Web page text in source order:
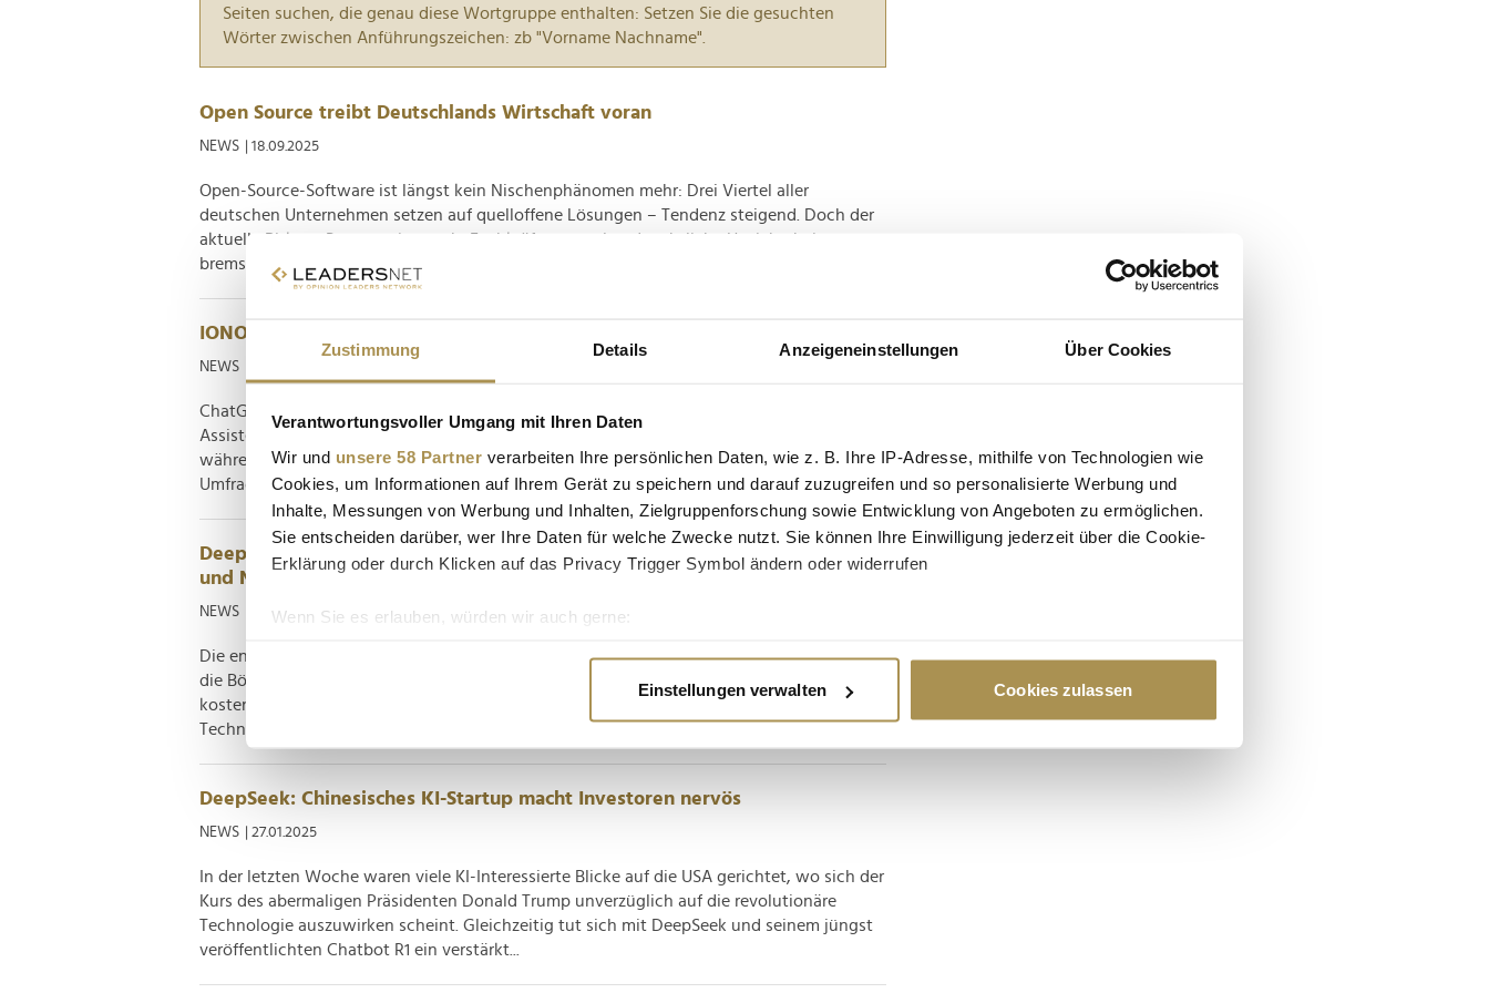
Zustimmung Details Anzeigeneinstellungen Über Cookies
Verantwortungsvoller Umgang mit Ihren Daten
Wir und unsere 58 Partner verarbeiten Ihre persönlichen Daten, wie z. B. Ihre IP-Adresse, mithilfe von Technologien wie
Cookies, um Informationen auf Ihrem Gerät zu speichern und darauf zuzugreifen und so personalisierte Werbung und
Inhalte, Messungen von Werbung und Inhalten, Zielgruppenforschung sowie Entwicklung von Angeboten zu ermöglichen.
Sie entscheiden darüber, wer Ihre Daten für welche Zwecke nutzt. Sie können Ihre Einwilligung jederzeit über die Cookie-
Erklärung oder durch Klicken auf das Privacy Trigger Symbol ändern oder widerrufen
Wenn Sie es erlauben, würden wir auch gerne:
Erfahren Sie mehr darüber, wie Ihre persönlichen Daten verarbeitet werden, und legen Sie Ihre Präferenzen im
und die Zugriffe auf unsere Website zu analysieren. Außerdem geben wir Informationen zu Ihrer Verwendung unserer
Website an unsere Partner für soziale Medien, Werbung und Analysen weiter. Unsere Partner führen diese Informationen
der Dienste gesammelt haben.
Einstellungen verwalten Cookies zulassen
Seiten suchen, die genau diese Wortgruppe enthalten: Setzen Sie die gesuchten
Wörter zwischen Anführungszeichen: zb "Vorname Nachname".
Open Source treibt Deutschlands Wirtschaft voran
NEWS | 18.09.2025
Open-Source-Software ist längst kein Nischenphänomen mehr: Drei Viertel aller
deutschen Unternehmen setzen auf quelloffene Lösungen – Tendenz steigend. Doch der
aktuelle Bitkom-Report zeigt auch: Fachkräftemangel und rechtliche Unsicherheiten
bremsen das Potenzial. Der neue " Open Source Monitor 2025...
IONOS GPT: Hosting-Provider präsentiert deutschen KI-Assistenten
NEWS
ChatGPT, Grok, Copilot oder DeepSeek: Es mangelt der Welt dieser Tage nicht an KI-
Assistenten. Den dazugehörigen Markt dominieren die Vereinigten Staaten und China,
während Deutschland gelinde gesagt eine Randerscheinung darstellt. Einer aktuellen
Umfrage nach wird das in einem Großteil der...
DeepSeeks Liang Wenfeng: "Die wirkliche Kluft liegt zwischen Originalität
und Nachahmung"
NEWS | 29.01.2025
Die enorme Resonanz auf das chinesische KI-Startup DeepSeek und seinen Einfluss auf
die Börsen der Welt hallt längst über Tech- und Finanzbranche hinaus. Durch verblüffend
kosteneffizientes Vorgehen könnte die kaum zwei Jahre alte Firma den Fortschritt der
Technologie entscheidend prägen – und mit...
DeepSeek: Chinesisches KI-Startup macht Investoren nervös
NEWS | 27.01.2025
In der letzten Woche waren viele KI-Interessierte Blicke auf die USA gerichtet, wo sich der
Kurs des abermaligen Präsidenten Donald Trump unverzüglich auf die revolutionäre
Technologie auszuwirken scheint. Gleichzeitig tut sich mit DeepSeek und seinem jüngst
veröffentlichten Chatbot R1 ein verstärkt...